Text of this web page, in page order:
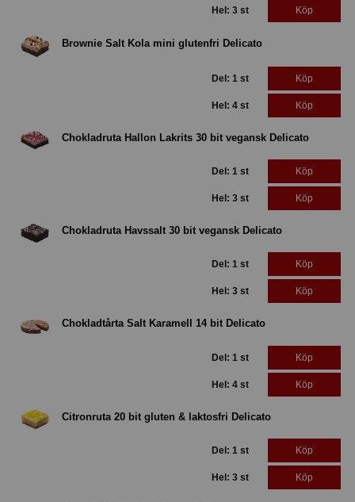
Hel: 3 st Köp
Brownie Salt Kola mini glutenfri Delicato
Del: 1 st Köp
Hel: 4 st Köp
Chokladruta Hallon Lakrits 30 bit vegansk Delicato
Del: 1 st Köp
Hel: 3 st Köp
Chokladruta Havssalt 30 bit vegansk Delicato
Del: 1 st Köp
Hel: 3 st Köp
Chokladtårta Salt Karamell 14 bit Delicato
Del: 1 st Köp
Hel: 4 st Köp
Citronruta 20 bit gluten & laktosfri Delicato
Del: 1 st Köp
Hel: 3 st Köp